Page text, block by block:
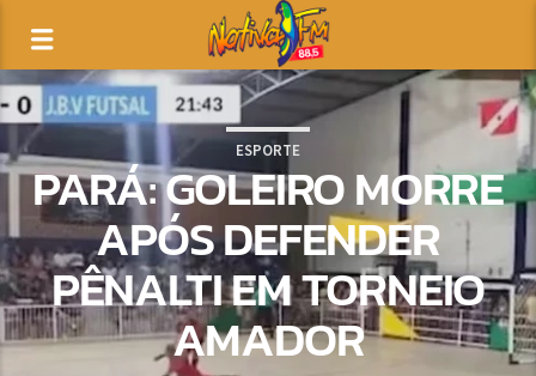
ESPORTE
PARÁ: GOLEIRO MORRE
APÓS DEFENDER
PÊNALTI EM TORNEIO
AMADOR